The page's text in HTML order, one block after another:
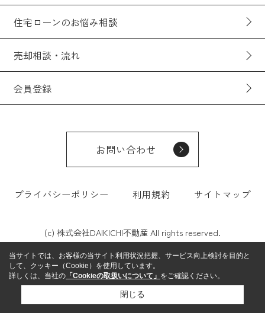
住宅ローンのお悩み相談
売却相談・流れ
会員登録
お問い合わせ
プライバシーポリシー 利用規約 サイトマップ
(c) 株式会社DAIKICHI不動産 All rights reserved.
当サイトでは、お客様の当サイト利用状況把握、サービス向上検討を目的と
して、クッキー（Cookie）を使用しています。
詳しくは、当社の 「Cookieの取扱いについて」 をご確認ください。
閉じる